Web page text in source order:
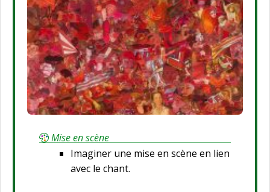
Mise en scène
Imaginer une mise en scène en lien
avec le chant.